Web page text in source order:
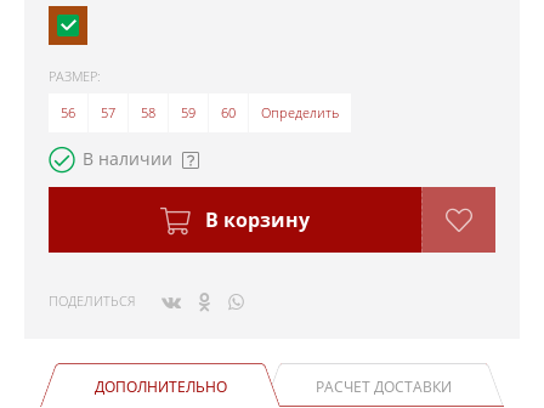
РАЗМЕР:
56
57 58 59 60 Определить
В наличии
В корзину
ПОДЕЛИТЬСЯ
ДОПОЛНИТЕЛЬНО РАСЧЕТ ДОСТАВКИ